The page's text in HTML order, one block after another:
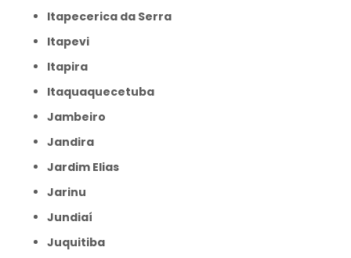
Itapecerica da Serra
Itapevi
Itapira
Itaquaquecetuba
Jambeiro
Jandira
Jardim Elias
Jarinu
Jundiaí
Juquitiba